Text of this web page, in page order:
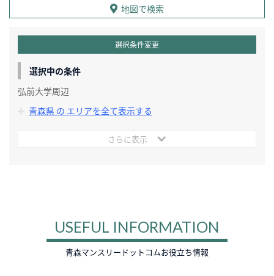
地図で検索
選択条件変更
選択中の条件
弘前大学周辺
青森県 の エリアを全て表示する
さらに表示
USEFUL INFORMATION
青森マンスリードットコムお役立ち情報